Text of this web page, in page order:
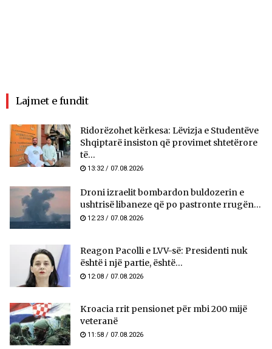
Lajmet e fundit
Ridorëzohet kërkesa: Lëvizja e Studentëve
Shqiptarë insiston që provimet shtetërore
të...
13:32 / 07.08.2026
Droni izraelit bombardon buldozerin e
ushtrisë libaneze që po pastronte rrugën...
12:23 / 07.08.2026
Reagon Pacolli e LVV-së: Presidenti nuk
është i një partie, është...
12:08 / 07.08.2026
Kroacia rrit pensionet për mbi 200 mijë
veteranë
11:58 / 07.08.2026